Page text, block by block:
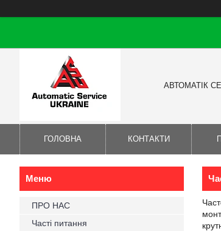
АВТОМАТІК
ГОЛОВНА КОНТАКТИ
ПРО НАС
Часті питання